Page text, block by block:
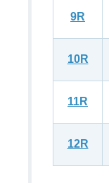
9R
10R
11R
12R